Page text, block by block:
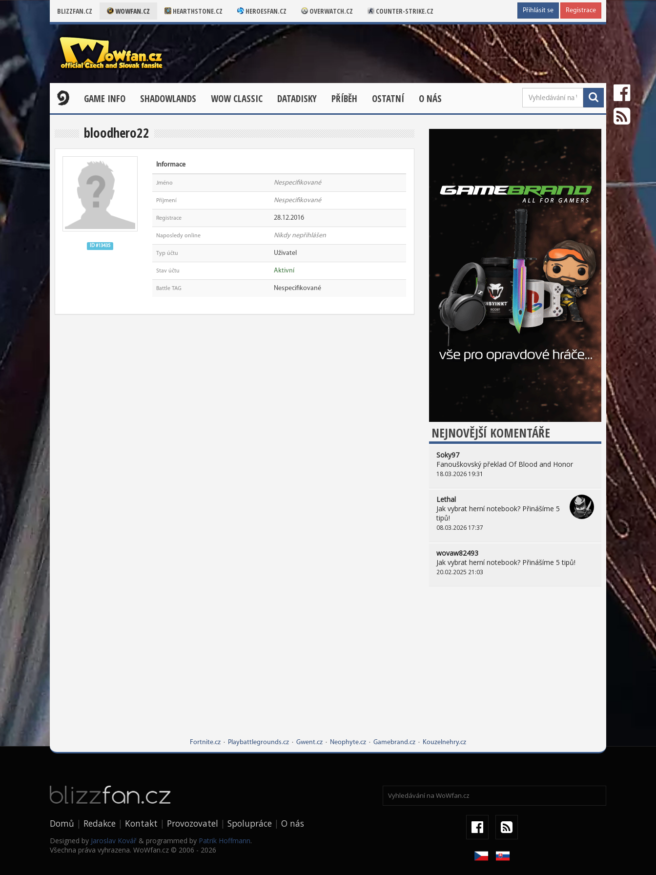
BLIZZFAN.CZ WOWFAN.CZ HEARTHSTONE.CZ HEROESFAN.CZ OVERWATCH.CZ COUNTER-STRIKE.CZ Přihlásit se Registrace
GAME INFO SHADOWLANDS WOW CLASSIC DATADISKY PŘÍBĚH OSTATNÍ O NÁS
bloodhero22
ID #13435
Informace
Jméno Nespecifikované
Příjmení Nespecifikované
Registrace 28.12.2016
Naposledy online Nikdy nepřihlášen
Typ účtu Uživatel
Stav účtu Aktivní
Battle TAG Nespecifikované
NEJNOVĚJŠÍ KOMENTÁŘE
Soky97
Fanouškovský překlad Of Blood and Honor
18.03.2026 19:31
Lethal
Jak vybrat herní notebook? Přinášíme 5
tipů!
08.03.2026 17:37
wovaw82493
Jak vybrat herní notebook? Přinášíme 5 tipů!
20.02.2025 21:03
Fortnite.cz · Playbattlegrounds.cz · Gwent.cz · Neophyte.cz · Gamebrand.cz · Kouzelnehry.cz
Domů Redakce Kontakt Provozovatel Spolupráce O nás
Designed by Jaroslav Kovář & programmed by Patrik Hoffmann.
Všechna práva vyhrazena. WoWfan.cz © 2006 - 2026